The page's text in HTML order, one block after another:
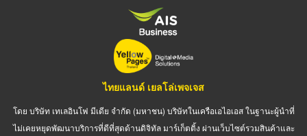
ไทยแลนด์ เยลโล่เพจเจส
โดย บริษัท เทเลอินโฟ มีเดีย จำกัด (มหาชน) บริษัทในเครือเอไอเอส ในฐานะผู้นำที่
ไม่เคยหยุดพัฒนาบริการที่ดีที่สุดด้านดิจิทัล มาร์เก็ตติ้ง ผ่านเว็บไซต์รวมสินค้าและ